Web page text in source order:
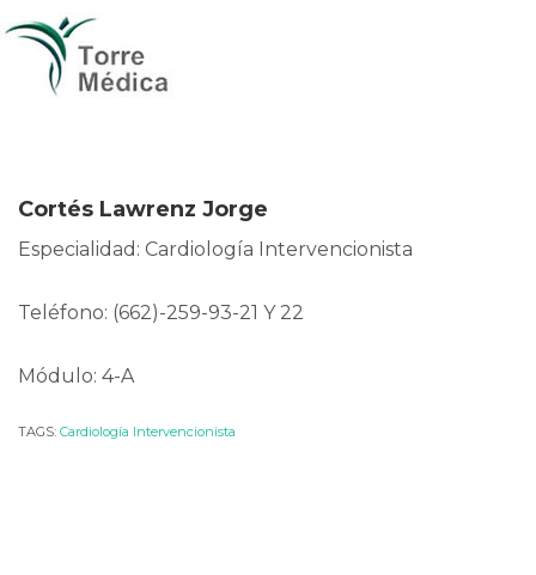
Cortés Lawrenz Jorge
Especialidad: Cardiología Intervencionista
Teléfono: (662)-259-93-21 Y 22
Módulo: 4-A
TAGS: Cardiología Intervencionista